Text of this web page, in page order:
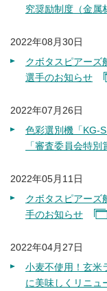
究奨励制度（金属
2022年08月30日
クボタスピアー
選手のお知らせ
2022年07月26日
色彩選別機「KG-
「審査委員会特別
2022年05月11日
クボタスピアーズ
手のお知らせ
2022年04月27日
小麦不使用！玄米
に美味しくリニュ